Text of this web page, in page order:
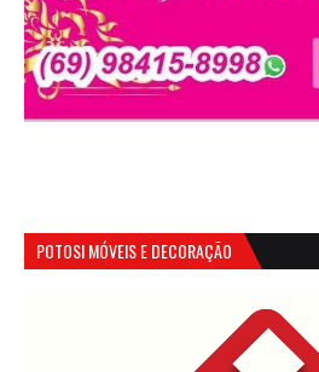
POTOSI MÓVEIS E DECORAÇÃO